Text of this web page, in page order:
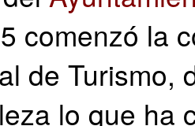
comenzó la
de Turismo,
lo que ha